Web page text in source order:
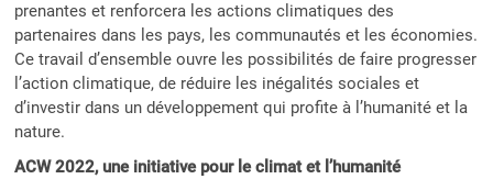
prenantes et renforcera les actions climatiques des
partenaires dans les pays, les communautés et les économies.
Ce travail d’ensemble ouvre les possibilités de faire progresser
l’action climatique, de réduire les inégalités sociales et
d’investir dans un développement qui profite à l’humanité et la
nature.
ACW 2022, une initiative pour le climat et l’humanité